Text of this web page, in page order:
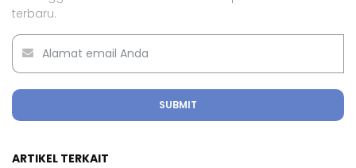
terbaru.
SUBMIT
ARTIKEL TERKAIT